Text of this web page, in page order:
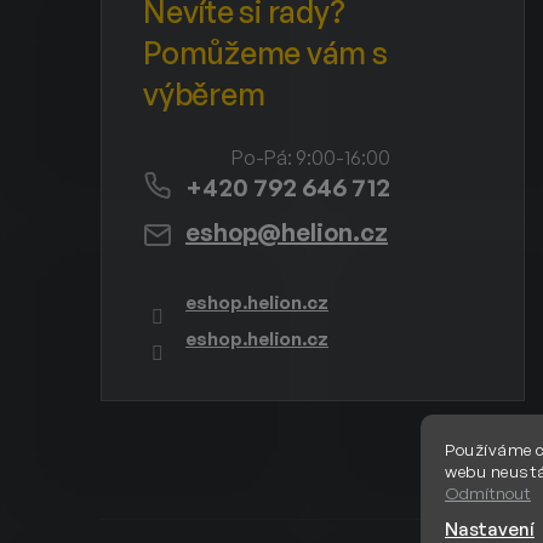
Používáme
webu
Odmítnout
Nastavení
eshop@helion.cz
+420 792 646 712
eshop.helion.cz
eshop.helion.cz